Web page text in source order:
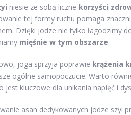
niesie ze sobą liczne korzyści
tej formy ruchu pomaga
Dzięki jodze nie tylko łagodzimy
mięśnie w tym obszarze.
joga sprzyja poprawie krążenia
ogólne samopoczucie. Warto
jest kluczowe dla unikania napięć i
asan dedykowanych jodze szyi